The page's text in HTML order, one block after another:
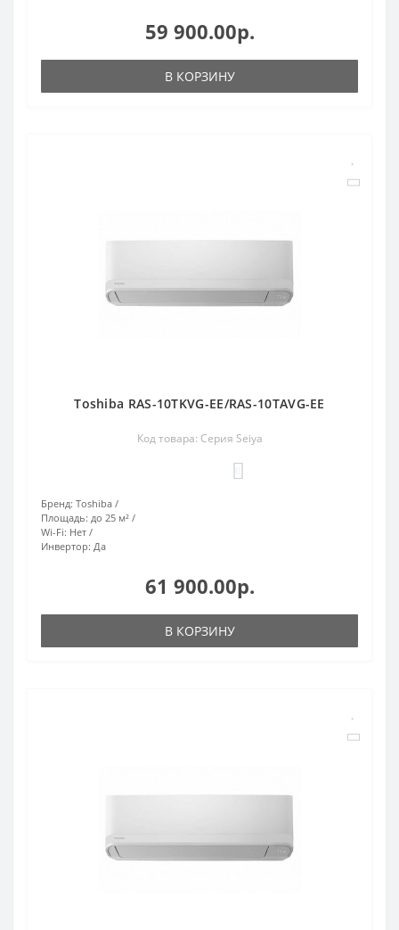
59 900.00р.
В КОРЗИНУ
Toshiba RAS-10TKVG-EE/RAS-10TAVG-EE
Код товара: Серия Seiya
Бренд: Toshiba
Площадь: до 25 м²
Wi-Fi: Нет
Инвертор: Да
61 900.00р.
В КОРЗИНУ